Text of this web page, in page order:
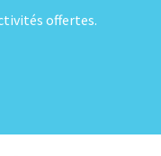
offertes.